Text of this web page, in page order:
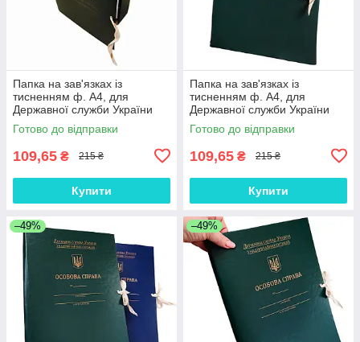
Папка на зав'язках із
тисненням ф. А4, для
Державної служби України
НС, корінець 30 мм, бумвініл
зелений
Готово до відправки
109,65 ₴ 215 ₴
Купити
Папка на зав'язках із
тисненням ф. А4, для
Державної служби України
НС, корінець 20 мм, бумвініл
зелений
Готово до відправки
109,65 ₴ 215 ₴
Купити
–49% –49%